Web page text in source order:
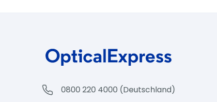
0800 220 4000 (Deutschland)